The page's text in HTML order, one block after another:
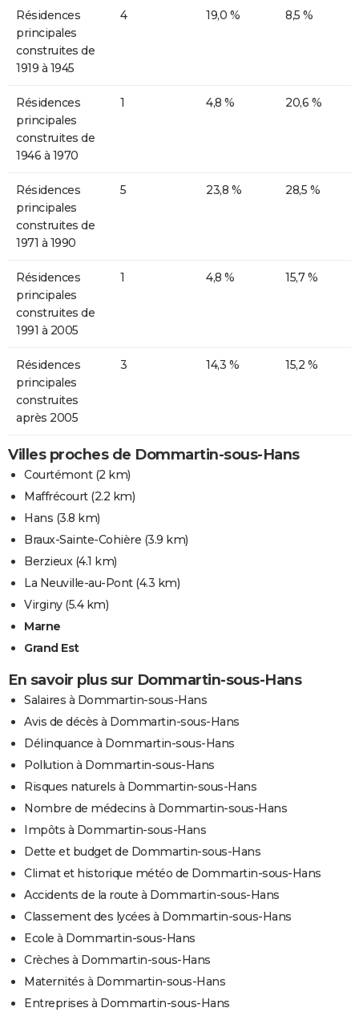
Résidences
principales
construites de
1919 à 1945
4 19,0 % 8,5 %
Résidences
principales
construites de
1946 à 1970
1 4,8 % 20,6 %
Résidences
principales
construites de
1971 à 1990
5 23,8 % 28,5 %
Résidences
principales
construites de
1991 à 2005
1 4,8 % 15,7 %
Résidences
principales
construites
après 2005
3 14,3 % 15,2 %
Villes proches de Dommartin-sous-Hans
Courtémont(2 km)
Maffrécourt(2.2 km)
Hans (3.8 km)
Braux-Sainte-Cohière (3.9 km)
Berzieux(4.1 km)
La Neuville-au-Pont(4.3 km)
Virginy(5.4 km)
Marne
Grand Est
En savoir plus sur Dommartin-sous-Hans
Salaires à Dommartin-sous-Hans
Avis de décès à Dommartin-sous-Hans
Délinquance à Dommartin-sous-Hans
Pollution à Dommartin-sous-Hans
Risques naturels à Dommartin-sous-Hans
Nombre de médecins à Dommartin-sous-Hans
Impôts à Dommartin-sous-Hans
Dette et budget de Dommartin-sous-Hans
Climat et historique météo de Dommartin-sous-Hans
Accidents de la route à Dommartin-sous-Hans
Classement des lycées à Dommartin-sous-Hans
Ecole à Dommartin-sous-Hans
Crèches à Dommartin-sous-Hans
Maternités à Dommartin-sous-Hans
Entreprises à Dommartin-sous-Hans